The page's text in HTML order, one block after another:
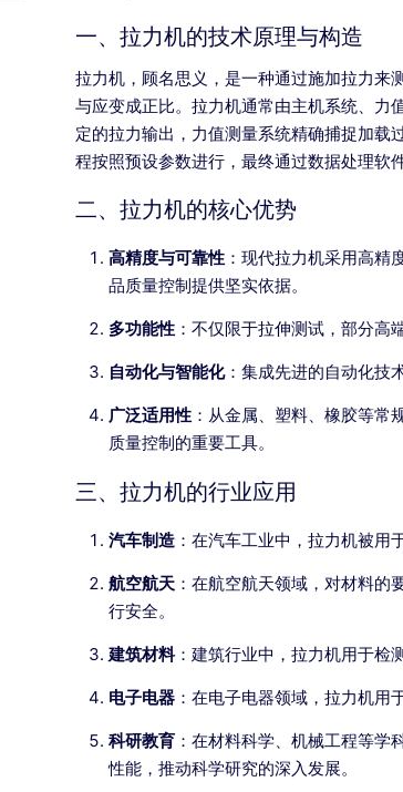
一、拉力机的技术原理与构造
拉力机，顾名思义，是一种通过施加拉力来
与应变成正比。拉力机通常由主机系统、力
定的拉力输出，力值测量系统精确捕捉加载
程按照预设参数进行，最终通过数据处理软
二、拉力机的核心优势
高精度与可靠性：现代拉力机采用高精
品质量控制提供坚实依据。
多功能性：不仅限于拉伸测试，部分高
自动化与智能化：集成先进的自动化技
广泛适用性：从金属、塑料、橡胶等常
质量控制的重要工具。
三、拉力机的行业应用
汽车制造：在汽车工业中，拉力机被用
航空航天：在航空航天领域，对材料的
行安全。
建筑材料：建筑行业中，拉力机用于检
电子电器：在电子电器领域，拉力机用
科研教育：在材料科学、机械工程等学
性能，推动科学研究的深入发展。